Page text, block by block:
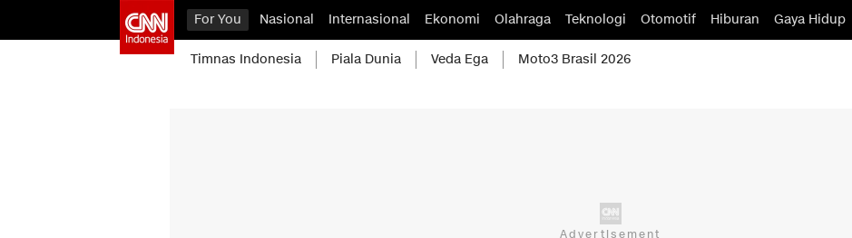
For You Nasional Internasional Ekonomi Olahraga Teknologi Otomotif Hiburan Gaya Hidup
Timnas Indonesia Piala Dunia Veda Ega Moto3 Brasil 2026